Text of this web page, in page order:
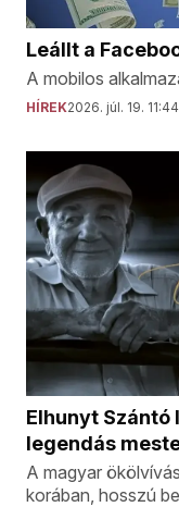
Leállt a
A mobilos
HÍREK2026. júl. 19. 11:44
Elhunyt
legendás
A magyar
korában, hosszú